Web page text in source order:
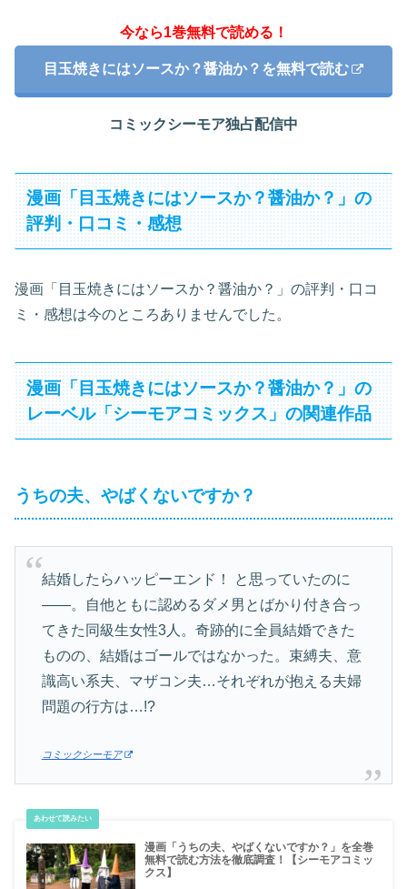
今なら1巻無料で読める！
目玉焼きにはソースか？醤油か？を無料で読む
コミックシーモア独占配信中
漫画「目玉焼きにはソースか？醤油か？」の
評判・口コミ・感想
漫画「目玉焼きにはソースか？醤油か？」の評判・口コ
ミ・感想は今のところありませんでした。
漫画「目玉焼きにはソースか？醤油か？」の
レーベル「シーモアコミックス」の関連作品
うちの夫、やばくないですか？
結婚したらハッピーエンド！ と思っていたのに
――。自他ともに認めるダメ男とばかり付き合っ
てきた同級生女性3人。奇跡的に全員結婚できた
ものの、結婚はゴールではなかった。束縛夫、意
識高い系夫、マザコン夫…それぞれが抱える夫婦
問題の行方は…!?
コミックシーモア
漫画「うちの夫、やばくないですか？」を全巻
無料で読む方法を徹底調査！【シーモアコミッ
クス】